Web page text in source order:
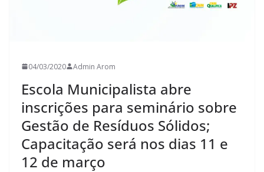
04/03/2020 Admin Arom
Escola Municipalista abre
inscrições para seminário sobre
Gestão de Resíduos Sólidos;
Capacitação será nos dias 11 e
12 de março